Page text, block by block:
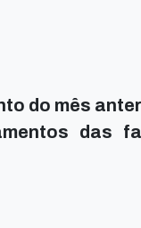
do mês
das